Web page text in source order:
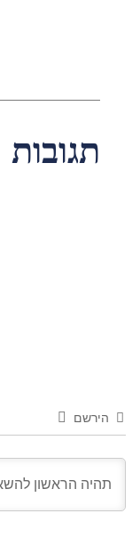
תגובות
הירשם